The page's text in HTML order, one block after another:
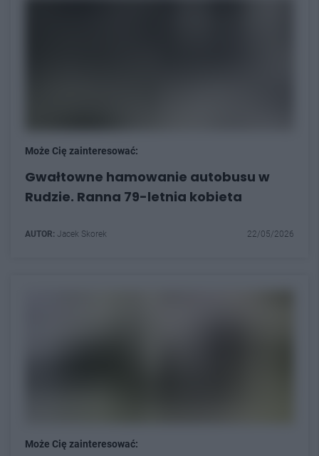
Może Cię zainteresować:
Gwałtowne hamowanie autobusu w
Rudzie. Ranna 79-letnia kobieta
AUTOR: Jacek Skorek 22/05/2026
Może Cię zainteresować: